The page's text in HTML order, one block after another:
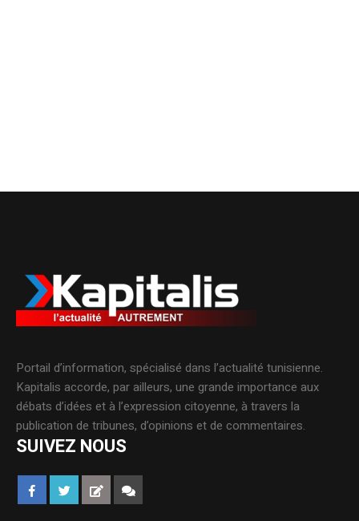
Portail d’information, spécialisé dans l’actualité tunisienne.
Kapitalis accorde, par ailleurs, une grande importance aux
débats d’idées et à l’expression citoyenne, à travers la
publication de tribunes, d’opinions et de commentaires.
SUIVEZ NOUS